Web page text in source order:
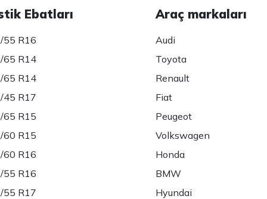
Ebatları
55 R16
65 R14
65 R14
45 R17
65 R15
60 R15
60 R16
55 R16
55 R17
Araç markaları
Audi
Toyota
Renault
Fiat
Peugeot
Volkswagen
Honda
BMW
Hyundai